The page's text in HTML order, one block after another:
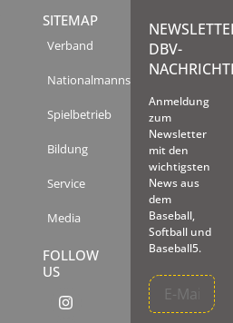
SITEMAP
Verband
Nationalmannschaften
Spielbetrieb
Bildung
Service
Media
FOLLOW
US
DBV-
Anmeldung
zum
Newsletter
mit den
wichtigsten
News aus
dem
Baseball,
Softball und
Baseball5.